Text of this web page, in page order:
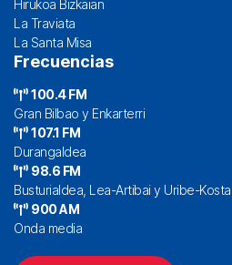
Hirukoa Bizkaian
La Traviata
La Santa Misa
Frecuencias
100.4 FM
Gran Bilbao y Enkarterri
107.1 FM
Durangaldea
98.6 FM
Busturialdea, Lea-Artibai y Uribe-Kosta
900 AM
Onda media